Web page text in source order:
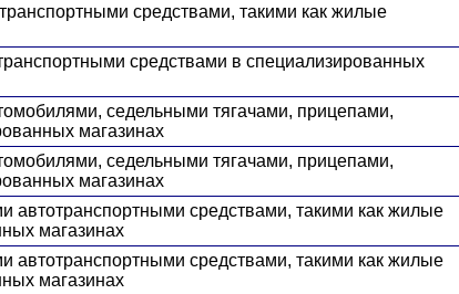
средствами, такими как жилые
средствами в специализированных
седельными тягачами, прицепами,
магазинах
седельными тягачами, прицепами,
магазинах
автотранспортными средствами, такими как жилые
магазинах
автотранспортными средствами, такими как жилые
магазинах